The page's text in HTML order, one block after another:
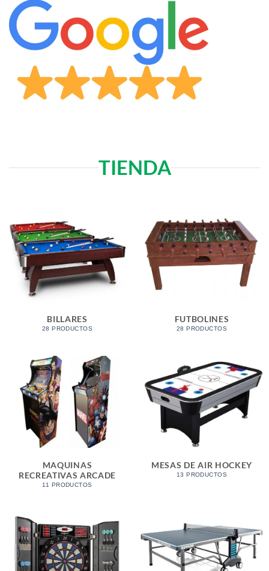
TIENDA
BILLARES
28 PRODUCTOS
FUTBOLINES
28 PRODUCTOS
MAQUINAS
RECREATIVAS ARCADE
11 PRODUCTOS
MESAS DE AIR HOCKEY
13 PRODUCTOS